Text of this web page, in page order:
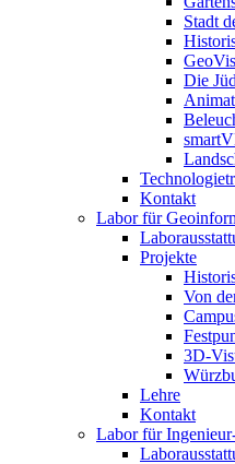
Stadt
Die
Kontakt
Labor für
Projekte
Von
3D-
Lehre
Kontakt
Labor für